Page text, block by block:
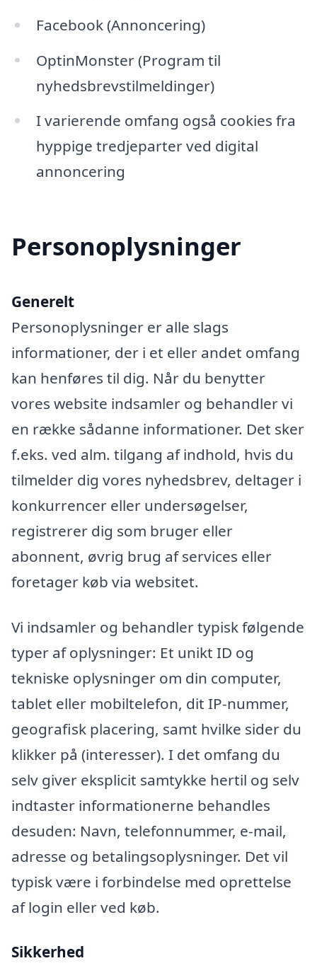
Facebook (Annoncering)
OptinMonster (Program til
nyhedsbrevstilmeldinger)
I varierende omfang også cookies fra
hyppige tredjeparter ved digital
annoncering
Personoplysninger
Generelt
Personoplysninger er alle slags
informationer, der i et eller andet omfang
kan henføres til dig. Når du benytter
vores website indsamler og behandler vi
en række sådanne informationer. Det sker
f.eks. ved alm. tilgang af indhold, hvis du
tilmelder dig vores nyhedsbrev, deltager i
konkurrencer eller undersøgelser,
registrerer dig som bruger eller
abonnent, øvrig brug af services eller
foretager køb via websitet.
Vi indsamler og behandler typisk følgende
typer af oplysninger: Et unikt ID og
tekniske oplysninger om din computer,
tablet eller mobiltelefon, dit IP-nummer,
geografisk placering, samt hvilke sider du
klikker på (interesser). I det omfang du
selv giver eksplicit samtykke hertil og selv
indtaster informationerne behandles
desuden: Navn, telefonnummer, e-mail,
adresse og betalingsoplysninger. Det vil
typisk være i forbindelse med oprettelse
af login eller ved køb.
Sikkerhed